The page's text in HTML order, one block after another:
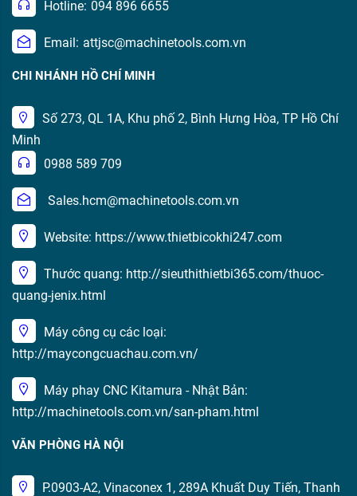
Hotline: 094 896 6655
Email: attjsc@machinetools.com.vn
CHI NHÁNH HỒ CHÍ MINH
Số 273, QL 1A, Khu phố 2, Bình Hưng Hòa, TP Hồ Chí
Minh
0988 589 709
Sales.hcm@machinetools.com.vn
Website: https://www.thietbicokhi247.com
Thước quang: http://sieuthithietbi365.com/thuoc-
quang-jenix.html
Máy công cụ các loại:
http://maycongcuachau.com.vn/
Máy phay CNC Kitamura - Nhật Bản:
http://machinetools.com.vn/san-pham.html
VĂN PHÒNG HÀ NỘI
P.0903-A2, Vinaconex 1, 289A Khuất Duy Tiến, Thanh